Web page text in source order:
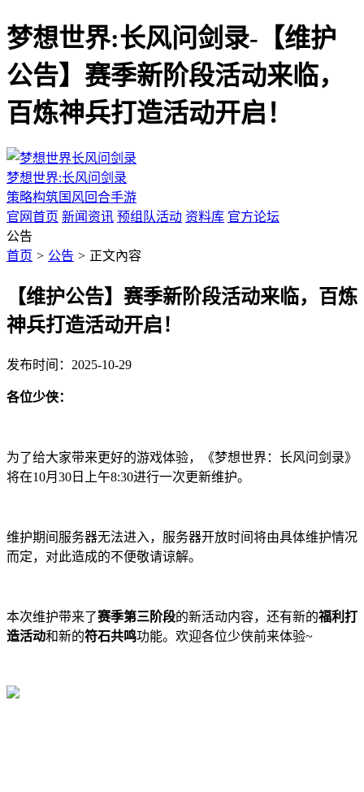
梦想世界:长风问剑录-【维护
公告】赛季新阶段活动来临，
百炼神兵打造活动开启！
梦想世界:长风问剑录
策略构筑国风回合手游
官网首页 新闻资讯 预组队活动 资料库 官方论坛
公告
首页 > 公告 > 正文內容
【维护公告】赛季新阶段活动来临，百炼
神兵打造活动开启！
发布时间：2025-10-29
各位少侠：
为了给大家带来更好的游戏体验，《梦想世界：长风问剑录》
将在10月30日上午8:30进行一次更新维护。
维护期间服务器无法进入，服务器开放时间将由具体维护情况
而定，对此造成的不便敬请谅解。
本次维护带来了赛季第三阶段的新活动内容，还有新的福利打
造活动和新的符石共鸣功能。欢迎各位少侠前来体验~